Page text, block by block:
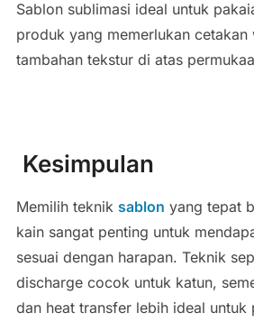
Sablon sublimasi ideal untuk
produk yang memerlukan cetakan
tambahan tekstur di atas
Kesimpulan
Memilih teknik sablon yang tepat
kain sangat penting untuk
sesuai dengan harapan. Teknik
discharge cocok untuk katun,
dan heat transfer lebih ideal untuk